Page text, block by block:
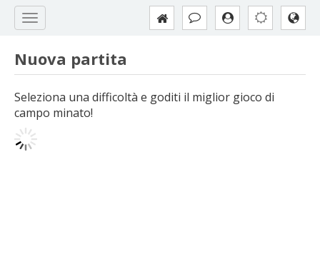
Nuova partita
Seleziona una difficoltà e goditi il miglior gioco di
campo minato!